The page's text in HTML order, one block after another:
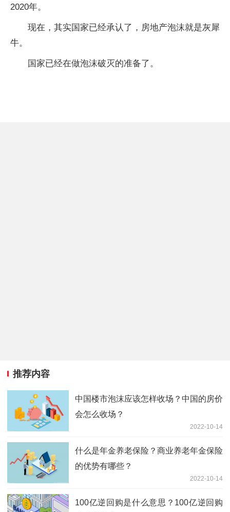
2020年。
现在，其实国家已经承认了，房地产泡沫就是灰犀
牛。
国家已经在做泡沫破灭的准备了。
推荐内容
中国楼市泡沫应该怎样收场？中国的房价
会怎么收场？
2022-10-14
什么是年金养老保险？商业养老年金保险
的优势有哪些？
2022-10-14
100亿逆回购是什么意思？100亿逆回购